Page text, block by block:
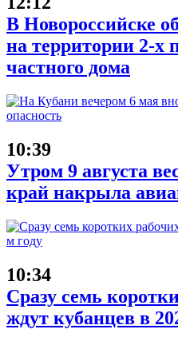
В Новороссийске
на территории 2-х
частного дома
10:39
Утром 9 августа
край накрыла
10:34
Сразу семь
ждут кубанцев в